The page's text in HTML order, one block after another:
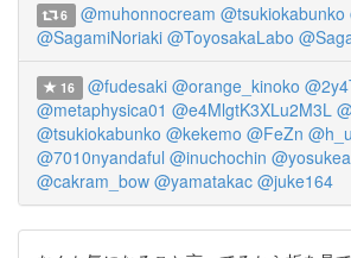
6 @muhonnocream @tsukiokabunko
@SagamiNoriaki @ToyosakaLabo
16 @fudesaki @orange_kinoko
@metaphysica01 @e4MlgtK3XLu2M3L
@tsukiokabunko @kekemo @FeZn
@7010nyandaful @inuchochin
@cakram_bow @yamatakac @juke164